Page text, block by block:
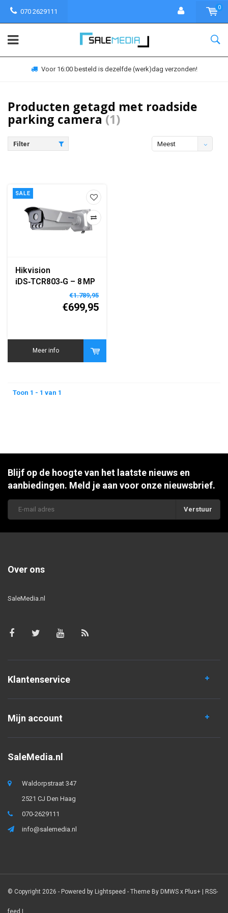
070 2629111
0
Voor 16:00 besteld is dezelfde (werk)dag verzonden!
Producten getagd met roadside
parking camera(1)
Filter
Meest
SALE
Hikvision
iDS‑TCR803‑G – 8 MP
Roadside Parking
ANPR Bullet Camera
€1.789,95
€699,95
Meer info
Toon 1 - 1 van 1
Blijf op de hoogte van het laatste nieuws en
aanbiedingen. Meld je aan voor onze nieuwsbrief.
Verstuur
Over ons
SaleMedia.nl
Klantenservice
Mijn account
SaleMedia.nl
Waldorpstraat 347
2521 CJ Den Haag
070-2629111
info@salemedia.nl
© Copyright 2026 - Powered by Lightspeed - Theme By DMWS x Plus+ | RSS-
feed |